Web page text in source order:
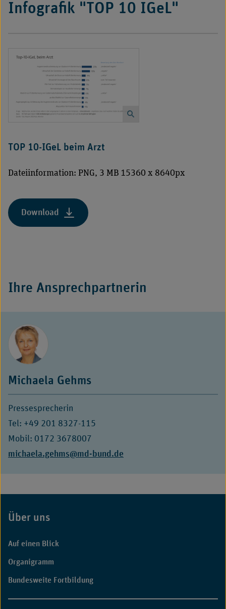
Infografik "TOP 10 IGeL"
TOP 10-IGeL beim Arzt
Dateiinformation: PNG, 3 MB 15360 x 8640px
Download
Ihre Ansprechpartnerin
Michaela Gehms
Pressesprecherin
Tel: +49 201 8327-115
Mobil: 0172 3678007
E-
michaela.gehms@md-bund.de
Fußbereich
Über uns
Auf einen Blick
Organigramm
Bundesweite Fortbildung